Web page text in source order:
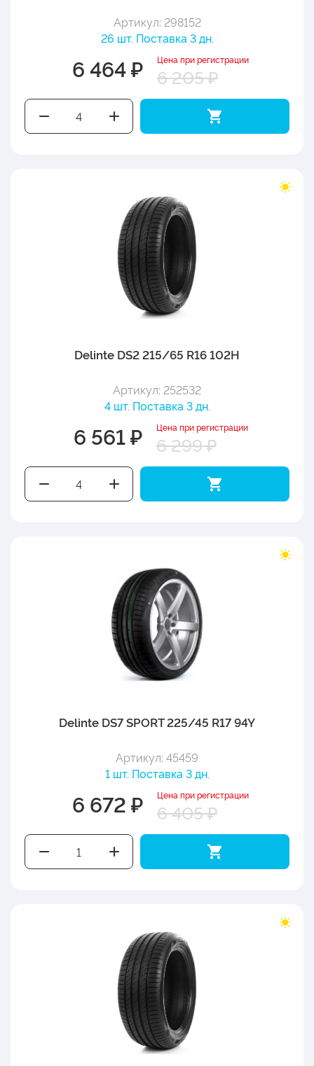
Артикул: 298152
26 шт. Поставка 3 дн.
6 464 ₽ Цена при регистрации
6 205 ₽
Delinte DS2 215/65 R16 102H
Артикул: 252532
4 шт. Поставка 3 дн.
6 561 ₽ Цена при регистрации
6 299 ₽
Delinte DS7 SPORT 225/45 R17 94Y
Артикул: 45459
1 шт. Поставка 3 дн.
6 672 ₽ Цена при регистрации
6 405 ₽